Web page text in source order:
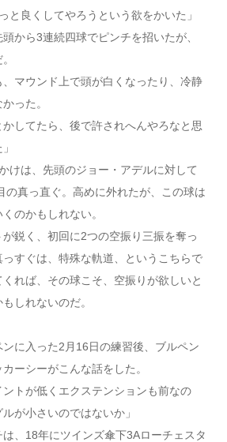
良くしてやろうという欲をかいた」
から3連続四球でピンチを招いたが、
マウンド上で頭が白くなったり、冷静
った。
かしてたら、後で許されへんやろなと思
けは、先頭のジョー・アデルに対して
の真っ直ぐ。高めに外れたが、この球は
のかもしれない。
鋭く、初回に2つの空振り三振を奪っ
すぐは、特殊な軌道、というこちらで
れば、その球こそ、空振りが欲しいと
しれないのだ。
に入った2月16日の練習後、ブルペン
ーシーがこんな話をした。
ントが低くエクステンションも前なの
が小さいのではないか」
、18年にツインズ傘下3Aローチェスタ